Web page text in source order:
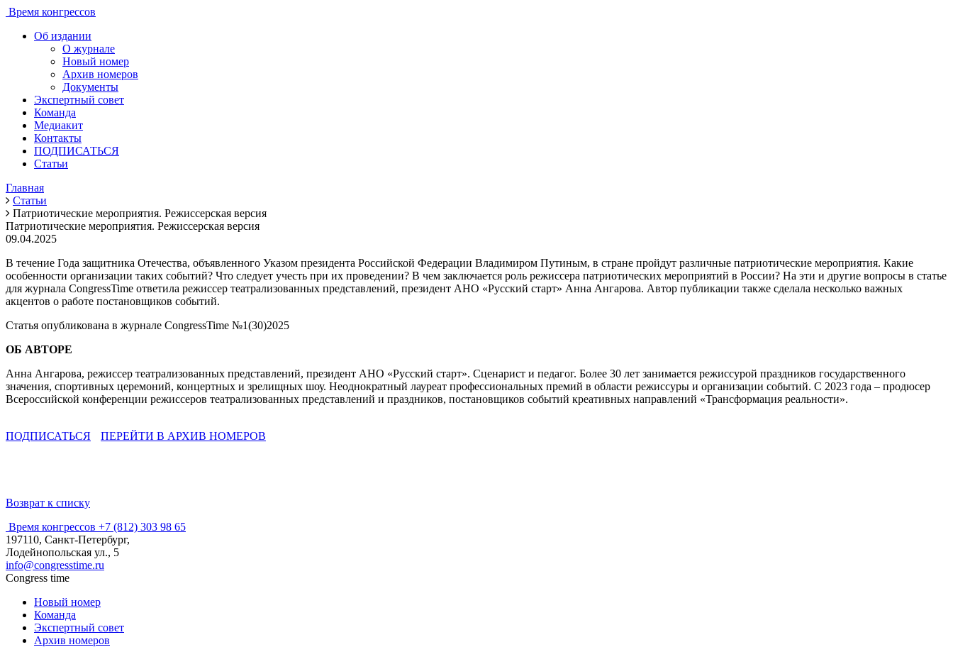
Время конгрессов
Об издании
О журнале
Новый номер
Архив номеров
Документы
Экспертный совет
Команда
Медиакит
Контакты
ПОДПИСАТЬСЯ
Статьи
Главная
Статьи
Патриотические мероприятия. Режиссерская версия
Патриотические мероприятия. Режиссерская версия
09.04.2025
В течение Года защитника Отечества, объявленного Указом президента Российской Федерации Владимиром Путиным, в стране пройдут различные патриотические мероприятия. Какие
особенности организации таких событий? Что следует учесть при их проведении? В чем заключается роль режиссера патриотических мероприятий в России? На эти и другие вопросы в статье
для журнала CongressTime ответила режиссер театрализованных представлений, президент АНО «Русский старт» Анна Ангарова. Автор публикации также сделала несколько важных
акцентов о работе постановщиков событий.
Статья опубликована в журнале CongressTime №1(30)2025
ОБ АВТОРЕ
Анна Ангарова, режиссер театрализованных представлений, президент АНО «Русский старт». Сценарист и педагог. Более 30 лет занимается режиссурой праздников государственного
значения, спортивных церемоний, концертных и зрелищных шоу. Неоднократный лауреат профессиональных премий в области режиссуры и организации событий. С 2023 года – продюсер
Всероссийской конференции режиссеров театрализованных представлений и праздников, постановщиков событий креативных направлений «Трансформация реальности».
ПОДПИСАТЬСЯ ПЕРЕЙТИ В АРХИВ НОМЕРОВ
Возврат к списку
Время конгрессов +7 (812) 303 98 65
197110, Санкт-Петербург,
Лодейнопольская ул., 5
info@congresstime.ru
Congress time
Новый номер
Команда
Экспертный совет
Архив номеров